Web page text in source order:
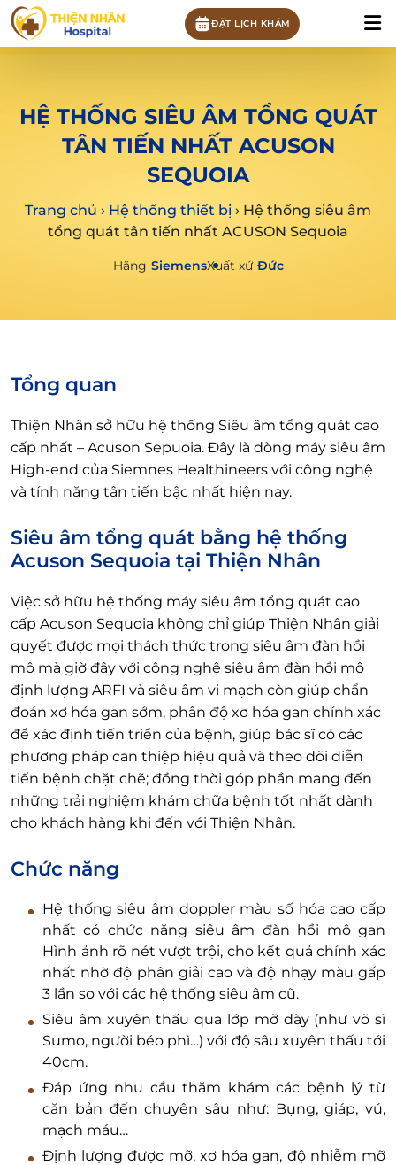
ĐẶT LỊCH KHÁM
HỆ THỐNG SIÊU ÂM TỔNG QUÁT
TÂN TIẾN NHẤT ACUSON
SEQUOIA
Trang chủ › Hệ thống thiết bị › Hệ thống siêu âm
tổng quát tân tiến nhất ACUSON Sequoia
Hãng SiemensXuất xứ Đức
Tổng quan
Thiện Nhân sở hữu hệ thống Siêu âm tổng quát cao
cấp nhất – Acuson Sepuoia. Đây là dòng máy siêu âm
High-end của Siemnes Healthineers với công nghệ
và tính năng tân tiến bậc nhất hiện nay.
Siêu âm tổng quát bằng hệ thống
Acuson Sequoia tại Thiện Nhân
Việc sở hữu hệ thống máy siêu âm tổng quát cao
cấp Acuson Sequoia không chỉ giúp Thiện Nhân giải
quyết được mọi thách thức trong siêu âm đàn hồi
mô mà giờ đây với công nghệ siêu âm đàn hồi mô
định lượng ARFI và siêu âm vi mạch còn giúp chẩn
đoán xơ hóa gan sớm, phân độ xơ hóa gan chính xác
để xác định tiến triển của bệnh, giúp bác sĩ có các
phương pháp can thiệp hiệu quả và theo dõi diễn
tiến bệnh chặt chẽ; đồng thời góp phần mang đến
những trải nghiệm khám chữa bệnh tốt nhất dành
cho khách hàng khi đến với Thiện Nhân.
Chức năng
Hệ thống siêu âm doppler màu số hóa cao cấp
nhất có chức năng siêu âm đàn hồi mô gan
Hình ảnh rõ nét vượt trội, cho kết quả chính xác
nhất nhờ độ phân giải cao và độ nhạy màu gấp
3 lần so với các hệ thống siêu âm cũ.
Siêu âm xuyên thấu qua lớp mỡ dày (như võ sĩ
Sumo, người béo phì…) với độ sâu xuyên thấu tới
40cm.
Đáp ứng nhu cầu thăm khám các bệnh lý từ
căn bản đến chuyên sâu như: Bụng, giáp, vú,
mạch máu…
Định lượng được mỡ, xơ hóa gan, độ nhiễm mỡ